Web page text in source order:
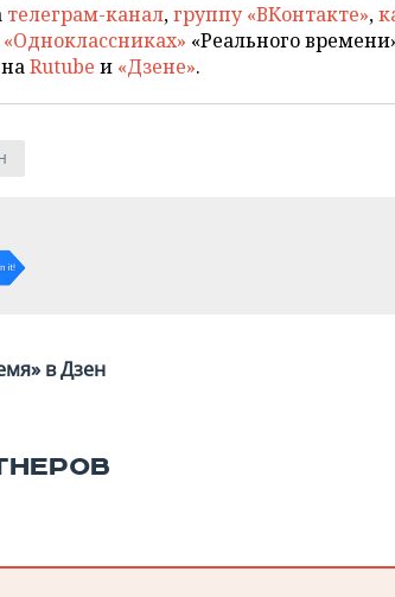
телеграм-канал,группу «ВКонтакте»,
«Реального
Rutube и «Дзене».
в Дзен